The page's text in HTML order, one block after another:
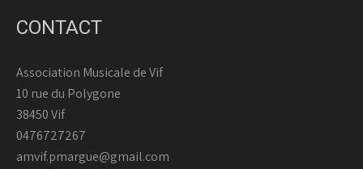
CONTACT
Association Musicale de Vif
10 rue du Polygone
38450 Vif
0476727267
amvif.pmargue@gmail.com